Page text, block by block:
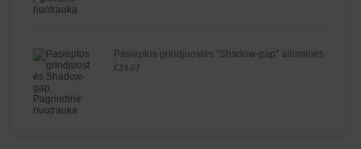
Paslėptos grindjuostės "Shadow-gap" aliuminės
€ 24.67